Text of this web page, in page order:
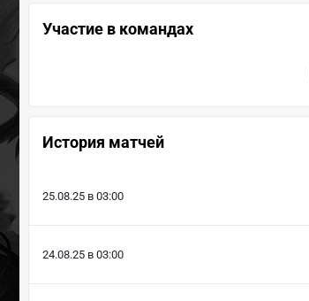
Участие в командах
История матчей
25.08.25 в 03:00
24.08.25 в 03:00